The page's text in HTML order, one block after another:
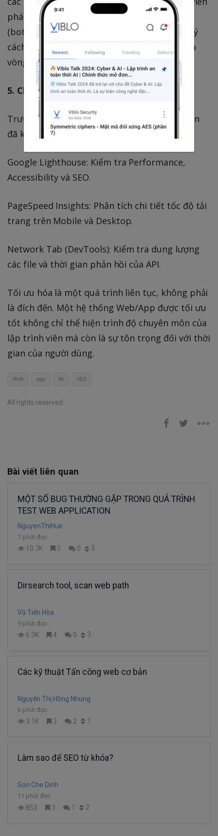
phát hiện các đoạn code gây thắt nút cổ chai
(bottleneck) một cách tự động. AI có thể gợi ý
cách cấu trúc lại hàm (refactor) để tối ưu hóa
vòng lặp và quản lý bộ nhớ tốt hơn.
5. Checklist kiểm tra hiệu suất nhanh
Trước khi Deploy sản phẩm, hãy đảm bảo bạn
đã kiểm tra qua các công cụ sau:
Google Lighthouse: Kiểm tra Performance,
Accessibility và SEO.
PageSpeed Insights: Phân tích chi tiết tốc độ tải
trang trên Mobile và Desktop.
Network Tab (DevTools): Kiểm tra dung lượng
các file và thời gian phản hồi của API.
Tối ưu hóa là một quá trình liên tục, không phải
là đích đến. Một hệ thống Web/App được tối ưu
tốt không chỉ thể hiện trình độ chuyên môn của
lập trình viên mà còn là sự tôn trọng đối với thời
gian của người dùng.
Web app AI SEO
All rights reserved
Bài viết liên quan
MỘT SỐ BUG THƯỜNG GẶP TRONG QUÁ TRÌNH
TEST WEB APPLICATION
NguyenThiHue
1 phút đọc
10.7K 5 0 3
Dirsearch tool, scan web path
Vũ Tiến Hòa
9 phút đọc
6.3K 4 0 3
Các kỹ thuật Tấn công web cơ bản
Nguyễn Thị Hồng Nhung
6 phút đọc
3.1K 3 2 1
Làm sao để SEO từ khóa?
Son Che Dinh
11 phút đọc
853 3 1 2